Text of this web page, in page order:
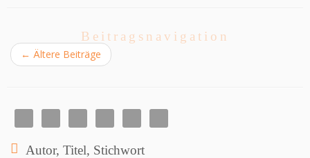
Beitragsnavigation
← Ältere Beiträge
Autor, Titel, Stichwort